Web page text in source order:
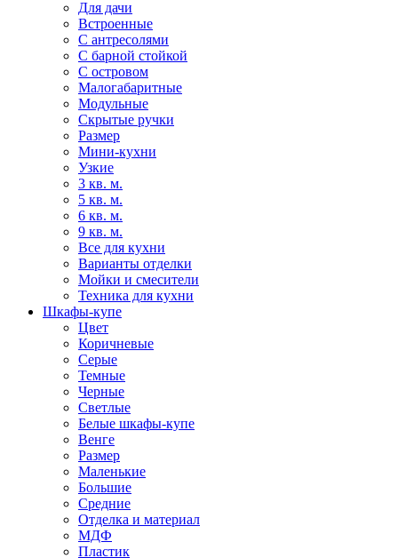
Для дачи
Встроенные
С антресолями
С барной стойкой
С островом
Малогабаритные
Модульные
Скрытые ручки
Размер
Мини-кухни
Узкие
3 кв. м.
5 кв. м.
6 кв. м.
9 кв. м.
Все для кухни
Варианты отделки
Мойки и смесители
Техника для кухни
Шкафы-купе
Цвет
Коричневые
Серые
Темные
Черные
Светлые
Белые шкафы-купе
Венге
Размер
Маленькие
Большие
Средние
Отделка и материал
МДФ
Пластик